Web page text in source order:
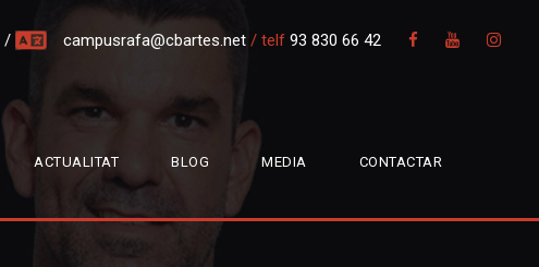
/ multi campusrafa@cbartes.net / telf 93 830 66 42
ACTUALITAT BLOG MEDIA CONTACTAR